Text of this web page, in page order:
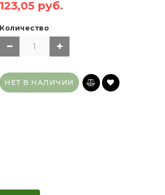
123,05 руб.
Количество
НЕТ В НАЛИЧИИ